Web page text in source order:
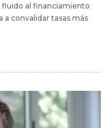
fluido al financiamiento
a convalidar tasas más